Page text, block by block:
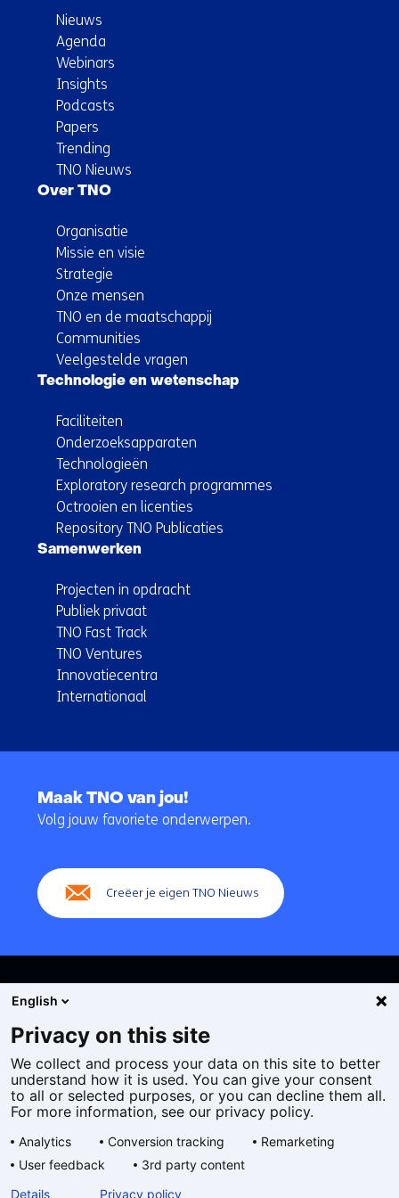
Nieuws
Agenda
Webinars
Insights
Podcasts
Papers
Trending
TNO Nieuws
Over TNO
Organisatie
Missie en visie
Strategie
Onze mensen
TNO en de maatschappij
Communities
Veelgestelde vragen
Technologie en wetenschap
Faciliteiten
Onderzoeksapparaten
Technologieën
Exploratory research programmes
Octrooien en licenties
Repository TNO Publicaties
Samenwerken
Projecten in opdracht
Publiek privaat
TNO Fast Track
TNO Ventures
Innovatiecentra
Internationaal
navigatie
Maak TNO van jou!
Volg jouw favoriete onderwerpen.
Creëer je eigen TNO Nieuws
Cookies
Privacy statement
Toegankelijkheid
Algemene voorwaarden
English
Privacy on this site
We collect and process your data on this site to better
understand how it is used. You can give your consent
to all or selected purposes, or you can decline them all.
For more information, see our privacy policy.
Analytics Conversion tracking
Remarketing
User feedback
3rd party content
Details
Privacy policy